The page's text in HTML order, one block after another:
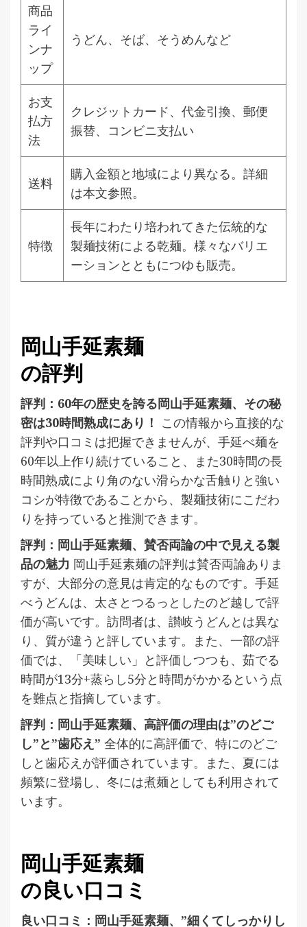
商品
ライ
ンナ
ップ
うどん、そば、そうめんなど
お支
払方
法
クレジットカード、代金引換、郵便
振替、コンビニ支払い
送料
購入金額と地域により異なる。詳細
は本文参照。
特徴
長年にわたり培われてきた伝統的な
製麺技術による乾麺。様々なバリエ
ーションとともにつゆも販売。
岡山手延素麺
の評判
評判：60年の歴史を誇る岡山手延素麺、その秘
密は30時間熟成にあり！ この情報から直接的な
評判や口コミは把握できませんが、手延べ麺を
60年以上作り続けていること、また30時間の長
時間熟成により角のない滑らかな舌触りと強い
コシが特徴であることから、製麺技術にこだわ
りを持っていると推測できます。
評判：岡山手延素麺、賛否両論の中で見える製
品の魅力 岡山手延素麺の評判は賛否両論ありま
すが、大部分の意見は肯定的なものです。手延
べうどんは、太さとつるっとしたのど越しで評
価が高いです。訪問者は、讃岐うどんとは異な
り、質が違うと評しています。また、一部の評
価では、「美味しい」と評価しつつも、茹でる
時間が13分+蒸らし5分と時間がかかるという点
を難点と指摘しています。
評判：岡山手延素麺、高評価の理由は”のどご
し”と”歯応え” 全体的に高評価で、特にのどご
しと歯応えが評価されています。また、夏には
頻繁に登場し、冬には煮麺としても利用されて
います。
岡山手延素麺
の良い口コミ
良い口コミ：岡山手延素麺、”細くてしっかりし